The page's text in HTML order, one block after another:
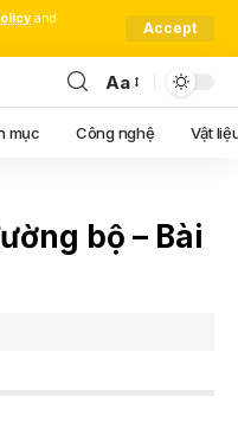
and
Accept
Font
Resizer
Aa
mục Công nghệ Vật
bộ – Bài